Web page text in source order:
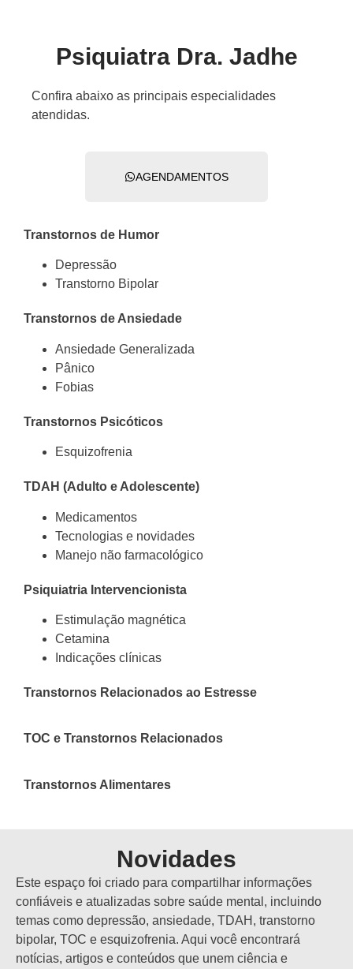
Psiquiatra Dra. Jadhe
Confira abaixo as principais especialidades
atendidas.
AGENDAMENTOS
Transtornos de Humor
Depressão
Transtorno Bipolar
Transtornos de Ansiedade
Ansiedade Generalizada
Pânico
Fobias
Transtornos Psicóticos
Esquizofrenia
TDAH (Adulto e Adolescente)
Medicamentos
Tecnologias e novidades
Manejo não farmacológico
Psiquiatria Intervencionista
Estimulação magnética
Cetamina
Indicações clínicas
Transtornos Relacionados ao Estresse
TOC e Transtornos Relacionados
Transtornos Alimentares
Novidades
Este espaço foi criado para compartilhar informações
confiáveis e atualizadas sobre saúde mental, incluindo
temas como depressão, ansiedade, TDAH, transtorno
bipolar, TOC e esquizofrenia. Aqui você encontrará
notícias, artigos e conteúdos que unem ciência e